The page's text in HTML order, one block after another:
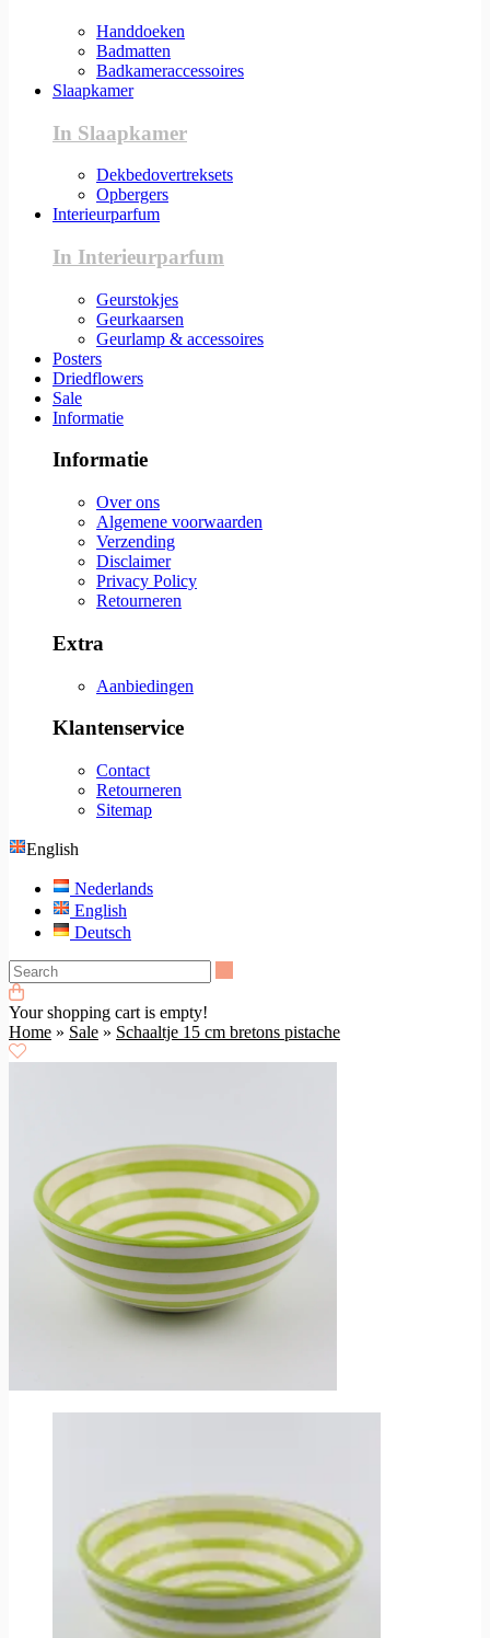
Handdoeken
Badmatten
Badkameraccessoires
Slaapkamer
In Slaapkamer
Dekbedovertreksets
Opbergers
Interieurparfum
In Interieurparfum
Geurstokjes
Geurkaarsen
Geurlamp & accessoires
Posters
Driedflowers
Sale
Informatie
Informatie
Over ons
Algemene voorwaarden
Verzending
Disclaimer
Privacy Policy
Retourneren
Extra
Aanbiedingen
Klantenservice
Contact
Retourneren
Sitemap
English
Nederlands
English
Deutsch
Your shopping cart is empty!
Home » Sale » Schaaltje 15 cm bretons pistache